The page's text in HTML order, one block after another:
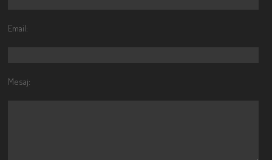
Email:
Mesaj: